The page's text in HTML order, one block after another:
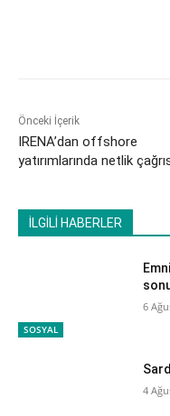
Önceki İçerik
IRENA’dan offshore
yatırımlarında netlik
İLGİLİ HABERLER
SOSYAL
6
4